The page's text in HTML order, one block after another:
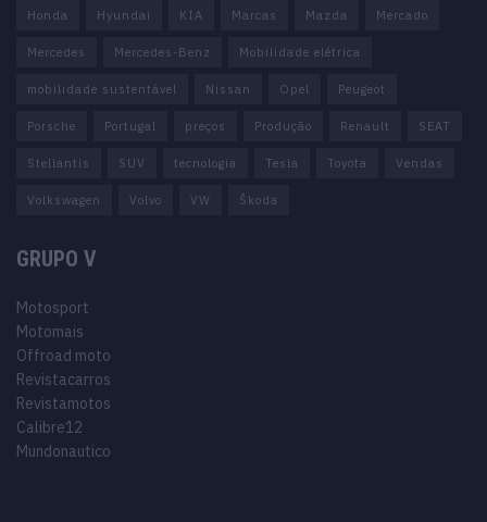
Honda Hyundai KIA Marcas Mazda Mercado
Mercedes Mercedes-Benz Mobilidade elétrica
mobilidade sustentável Nissan Opel Peugeot
Porsche Portugal preços Produção Renault SEAT
Stellantis SUV tecnologia Tesla Toyota Vendas
Volkswagen Volvo VW Škoda
GRUPO V
Motosport
Motomais
Offroad moto
Revistacarros
Revistamotos
Calibre12
Mundonautico